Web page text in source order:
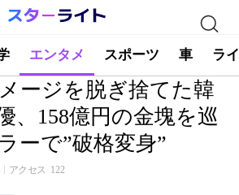
エンタメ スポーツ 車 ラ
ージを脱ぎ捨てた韓
、158億円の金塊を巡
ーで”破格変身”
アクセス 122